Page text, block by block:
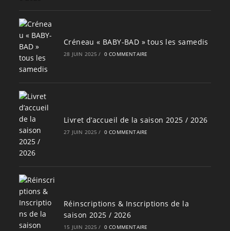
Créneau « BABY-BAD » tous les samedis
28 JUIN 2025 / 0 COMMENTAIRE
Livret d’accueil de la saison 2025 / 2026
27 JUIN 2025 / 0 COMMENTAIRE
Réinscriptions & Inscriptions de la
saison 2025 / 2026
15 JUIN 2025 / 0 COMMENTAIRE